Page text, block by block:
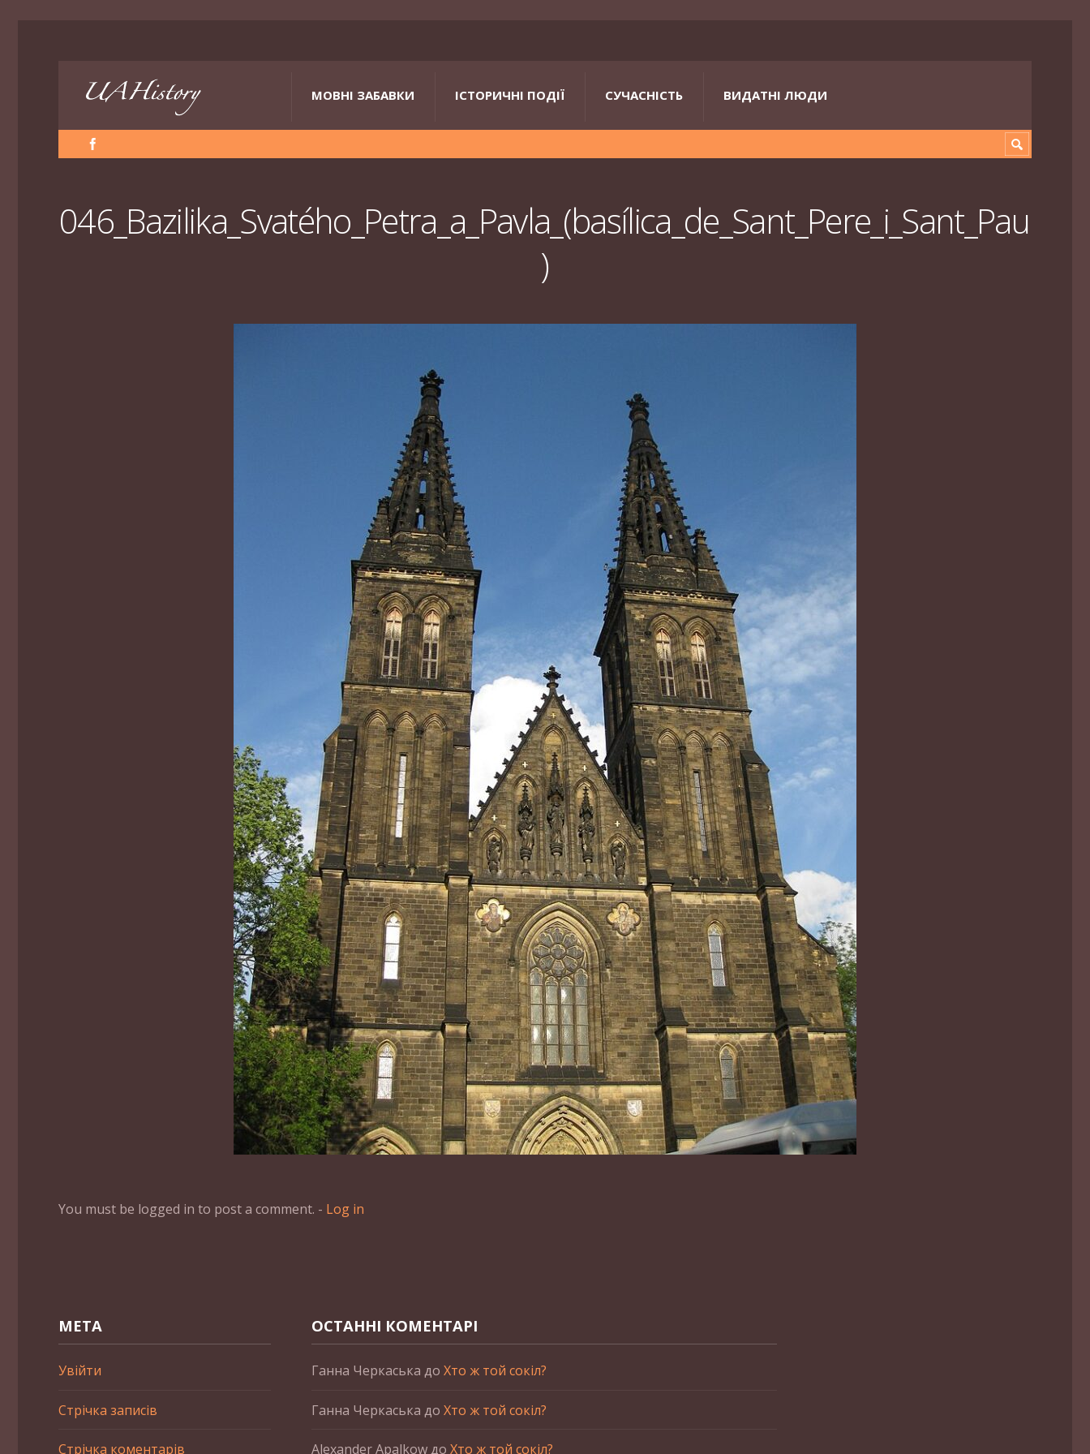
МОВНІ ЗАБАВКИ ІСТОРИЧНІ ПОДІЇ СУЧАСНІСТЬ ВИДАТНІ ЛЮДИ
046_Bazilika_Svatého_Petra_a_Pavla_(basílica_de_Sant_Pere_i_Sant_Pau
)
You must be logged in to post a comment. - Log in
МЕТА
Увійти
Стрічка записів
Стрічка коментарів
ОСТАННІ КОМЕНТАРІ
Ганна Черкаська до Хто ж той сокіл?
Ганна Черкаська до Хто ж той сокіл?
Alexander Apalkowдо Хто ж той сокіл?